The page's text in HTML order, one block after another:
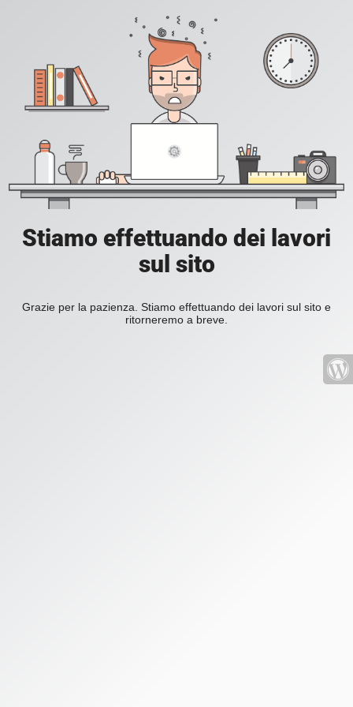
Stiamo effettuando dei lavori
sul sito
Grazie per la pazienza. Stiamo effettuando dei lavori sul sito e
ritorneremo a breve.